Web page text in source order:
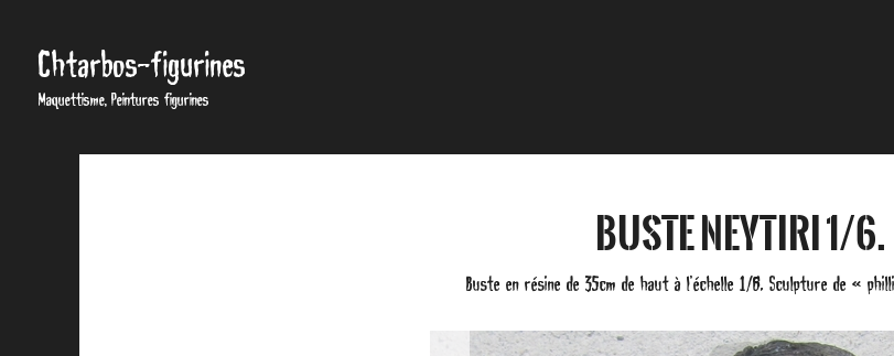
Chtarbos-figurines
Maquettisme, Peintures figurines
Buste Neytiri 1/6.
Buste en résine de 35cm de haut à l’échelle 1/6. Sculpture de «